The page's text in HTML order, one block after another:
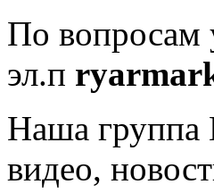
По вопросам
эл.п
Наша группа
видео,